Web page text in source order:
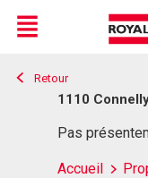
Live
En Direct
Menu
Retour
1110
Pas
Accueil